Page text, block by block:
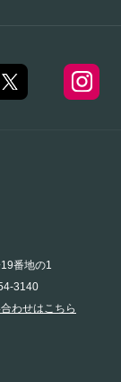
番地の1
3140
わせはこちら